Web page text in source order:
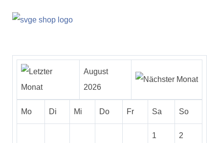
August
2026
Mo Di Mi Do Fr Sa So
1 2